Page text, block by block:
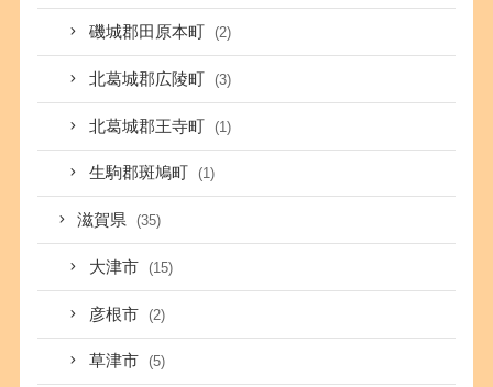
磯城郡田原本町 (2)
北葛城郡広陵町 (3)
北葛城郡王寺町 (1)
生駒郡斑鳩町 (1)
滋賀県 (35)
大津市 (15)
彦根市 (2)
草津市 (5)